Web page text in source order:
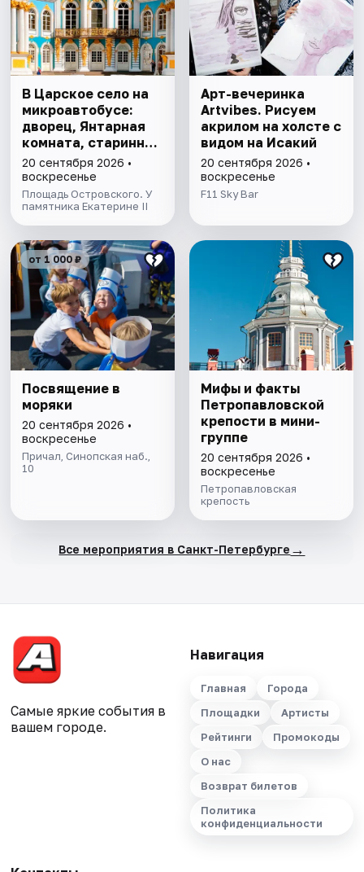
В Царское село на
микроавтобусе:
дворец, Янтарная
комната, старинный
парк
20 сентября 2026 •
воскресенье
Площадь Островского. У
памятника Екатерине II
Арт-вечеринка
Artvibes. Рисуем
акрилом на холсте с
видом на Исакий
20 сентября 2026 •
воскресенье
F11 Sky Bar
от 1 000 ₽
Посвящение в
моряки
20 сентября 2026 •
воскресенье
Причал, Синопская наб.,
10
Мифы и факты
Петропавловской
крепости в мини-
группе
20 сентября 2026 •
воскресенье
Петропавловская
крепость
Все мероприятия в Санкт-Петербурге →
Самые яркие события в
вашем городе.
Навигация
Главная
Города
Площадки
Артисты
Рейтинги
Промокоды
О нас
Возврат билетов
Политика
конфиденциальности